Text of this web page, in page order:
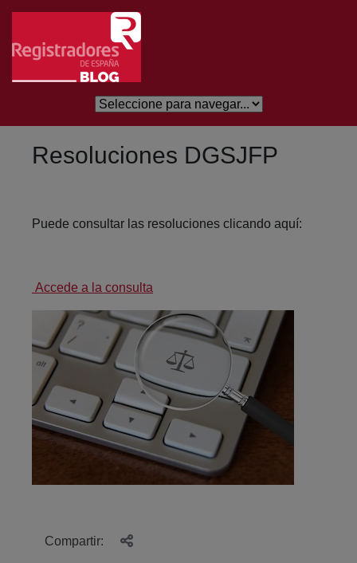
Skip to Main Content
Resoluciones DGSJFP
Puede consultar las resoluciones clicando aquí:
Accede a la consulta
Compartir: